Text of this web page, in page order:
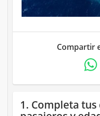
Compartir
1. Completa